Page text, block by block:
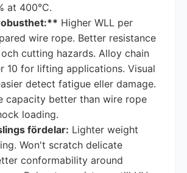
at 400°C.
Higher WLL per
wire rope. Better resistance
cutting hazards. Alloy chain
10 for lifting applications. Visual
detect fatigue eller damage.
capacity better than wire rope
loading.
fördelar: Lighter weight
Won't scratch delicate
conformability around